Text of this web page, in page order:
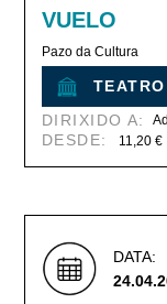
VUELO
Pazo da Cultura
TEATRO
DIRIXIDO A:
DESDE: 11,20 €
DATA: